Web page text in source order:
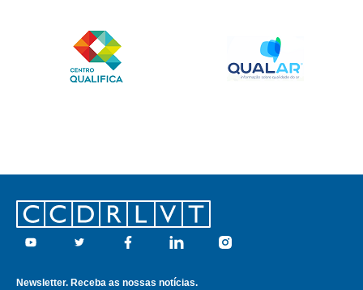
Footer
Youtube Twitter Facebook Linkedin Instagram
Newsletter. Receba as nossas notícias.